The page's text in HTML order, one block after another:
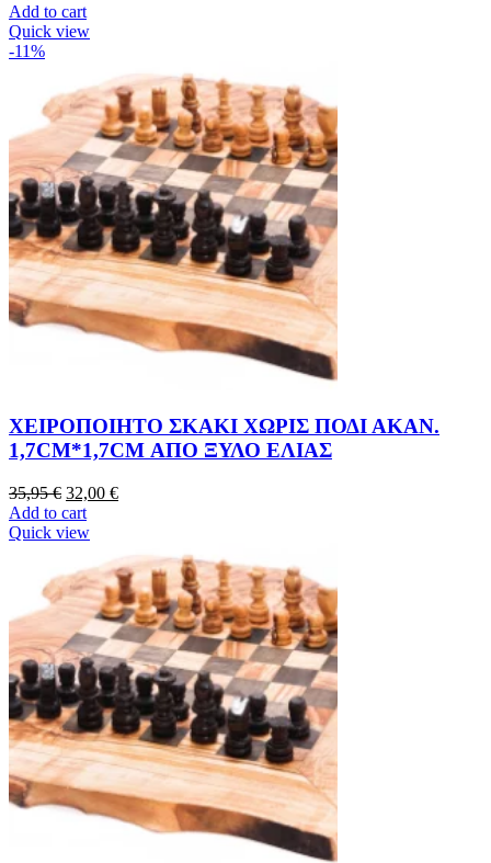
Add to cart
Quick view
-11%
ΧΕΙΡΟΠΟΙΗΤΟ ΣΚΑΚΙ ΧΩΡΙΣ ΠΟΔΙ ΑΚΑΝ.
1,7CM*1,7CM ΑΠΟ ΞΥΛΟ ΕΛΙΑΣ
35,95€ 32,00 €
Add to cart
Quick view